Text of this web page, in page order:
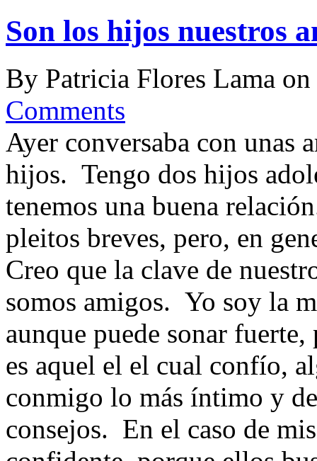
Son los hijos nuestros
By Patricia Flores Lama on
Comments
Ayer conversaba con unas
hijos. Tengo dos hijos
tenemos una buena
pleitos breves, pero, en
Creo que la clave de
somos amigos. Yo soy la
aunque puede sonar
es aquel el el cual confío,
conmigo lo más íntimo y
consejos. En el caso de